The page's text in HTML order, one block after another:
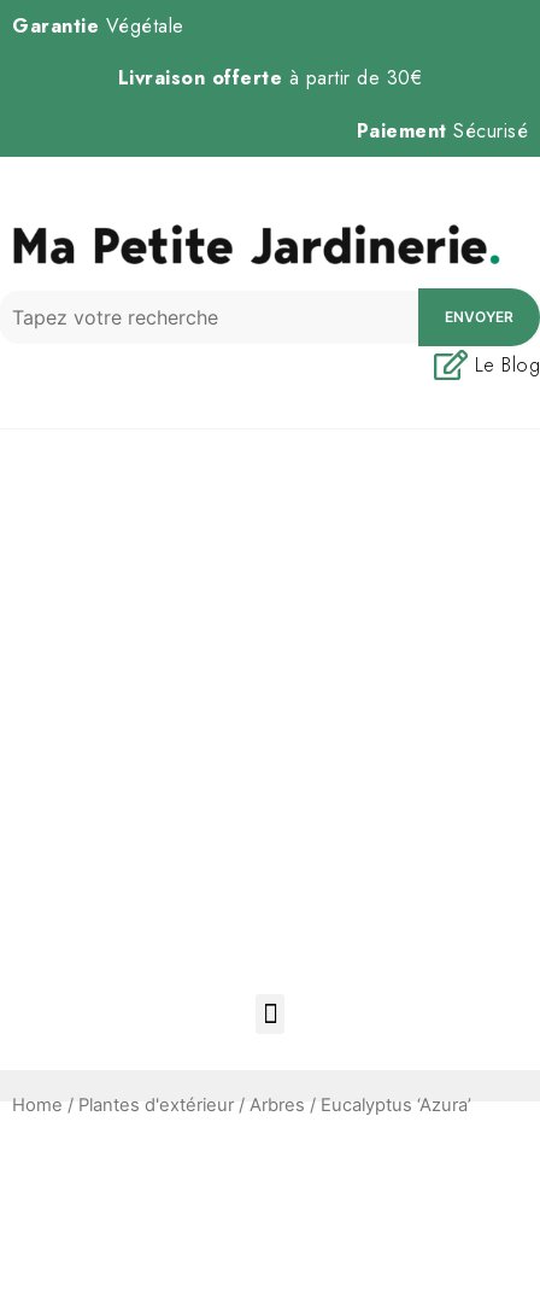
Garantie Végétale
Livraison offerte à partir de 30€
Paiement Sécurisé
ENVOYER
Le Blog
Home / Plantes d'extérieur / Arbres / Eucalyptus ‘Azura’